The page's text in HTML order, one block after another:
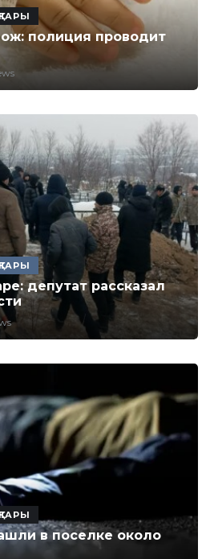
полиция проводит
депутат рассказал
в поселке около